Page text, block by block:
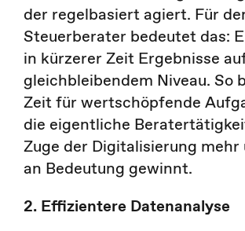
der regelbasiert agiert. Für
Steuerberater bedeutet das:
in kürzerer Zeit Ergebnisse
gleichbleibendem Niveau. So
Zeit für wertschöpfende
die eigentliche
Zuge der Digitalisierung mehr
an Bedeutung gewinnt.
2. Effizientere Datenanalyse